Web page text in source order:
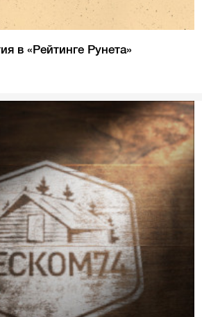
в «Рейтинге Рунета»